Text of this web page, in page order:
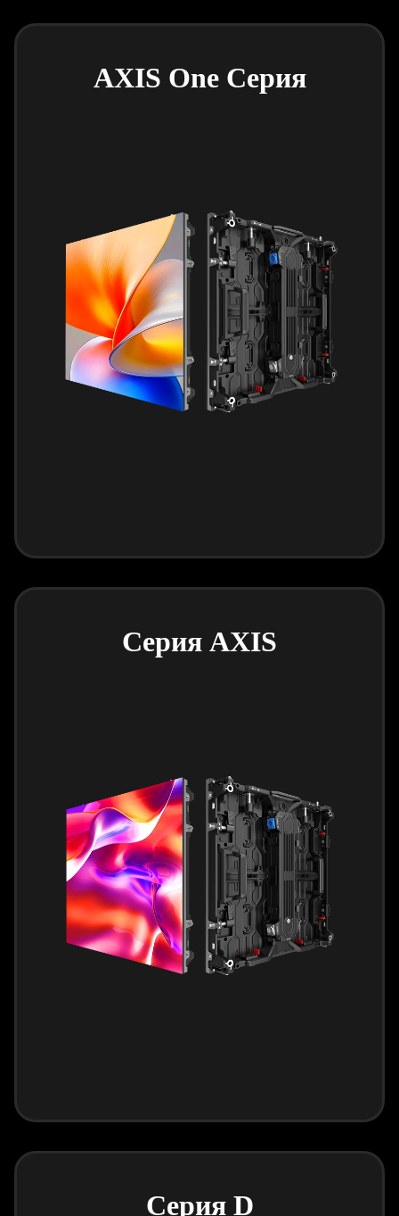
AXIS One Серия
Серия AXIS
Серия D